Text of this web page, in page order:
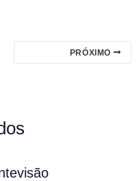
PRÓXIMO